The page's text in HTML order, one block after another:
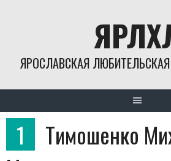
ЯРОСЛАВСКАЯ
1
Тимошенко